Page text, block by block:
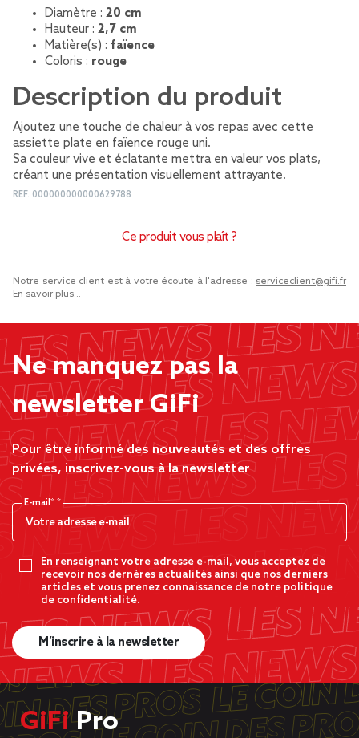
Diamètre : 20 cm
Hauteur : 2,7 cm
Matière(s) : faïence
Coloris : rouge
Description du produit
Ajoutez une touche de chaleur à vos repas avec cette
assiette plate en faïence rouge uni.
Sa couleur vive et éclatante mettra en valeur vos plats,
créant une présentation visuellement attrayante.
REF. 000000000000629788
Ce produit vous plaît ?
Notre service client est à votre écoute à l'adresse : serviceclient@gifi.fr
En savoir plus...
Ne manquez pas la
newsletter GiFi
Pour être informé des nouveautés et des offres
privées, inscrivez-vous à la newsletter
E-mail*
En renseignant votre adresse e-mail, vous acceptez de
recevoir nos dernères actualités ainsi que nos derniers
articles et vous prenez connaissance de notre politique
de confidentialité.
M’inscrire à la newsletter
GiFiPro